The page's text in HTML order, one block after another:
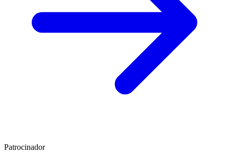
Patrocinador